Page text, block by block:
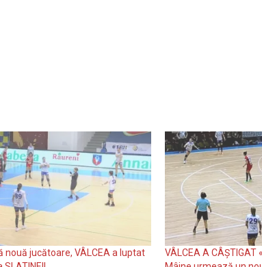
nouă jucătoare, VÂLCEA a luptat
VÂLCEA A CÂȘTIGAT